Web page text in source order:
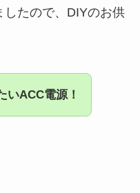
したので、DIYのお供
いACC電源！